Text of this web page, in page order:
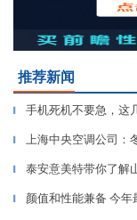
推荐新闻
▎ 手机死机不要急，这
▎ 上海中央空调公司：
▎ 泰安意美特带你了解
▎ 颜值和性能兼备 今年